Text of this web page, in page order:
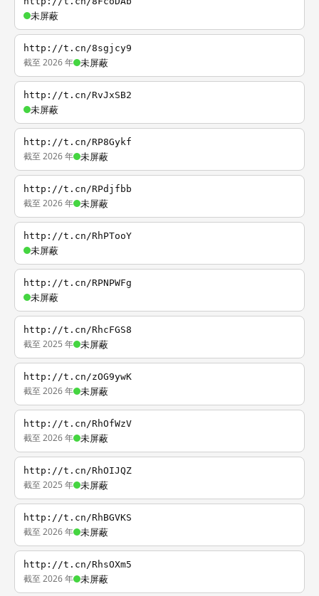
未屏蔽
http://t.cn/8sgjcy9
截至 2026 年 未屏蔽
http://t.cn/RvJxSB2
未屏蔽
http://t.cn/RP8Gykf
截至 2026 年 未屏蔽
http://t.cn/RPdjfbb
截至 2026 年 未屏蔽
http://t.cn/RhPTooY
未屏蔽
http://t.cn/RPNPWFg
未屏蔽
http://t.cn/RhcFGS8
截至 2025 年 未屏蔽
http://t.cn/zOG9ywK
截至 2026 年 未屏蔽
http://t.cn/RhOfWzV
截至 2026 年 未屏蔽
http://t.cn/RhOIJQZ
截至 2025 年 未屏蔽
http://t.cn/RhBGVKS
截至 2026 年 未屏蔽
http://t.cn/RhsOXm5
截至 2026 年 未屏蔽